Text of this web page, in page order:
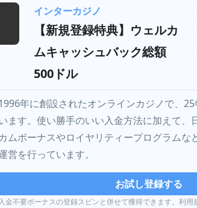
インターカジノ
【新規登録特典】ウェルカ
ムキャッシュバック総額
500ドル
年に創設されたオンラインカジノで、
ます。使い勝手のいい入金方法に加えて
ムボーナスやロイヤリティープログラム
営を行っています。
お試し登録する
金不要ボーナスの登録スピンと併せて獲得できます。利用